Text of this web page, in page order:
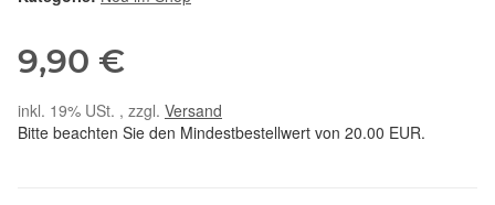
9,90 €
inkl. 19% USt. , zzgl. Versand
Bitte beachten Sie den Mindestbestellwert von 20.00 EUR.